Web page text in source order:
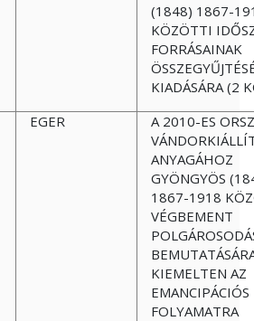
(1848) 1867-
KÖZÖTTI
FORRÁSAINAK
KIADÁSÁRA (2
EGER
A 2010-ES
ANYAGÁHOZ
GYÖNGYÖS
1867-1918
VÉGBEMENT
KIEMELTEN AZ
EMANCIPÁCIÓS
FOLYAMATRA